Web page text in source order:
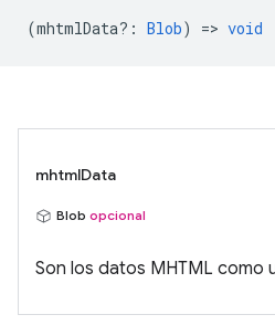
(mhtmlData? : Blob) => void
mhtmlData
Blob opcional
Son los datos MHTML como